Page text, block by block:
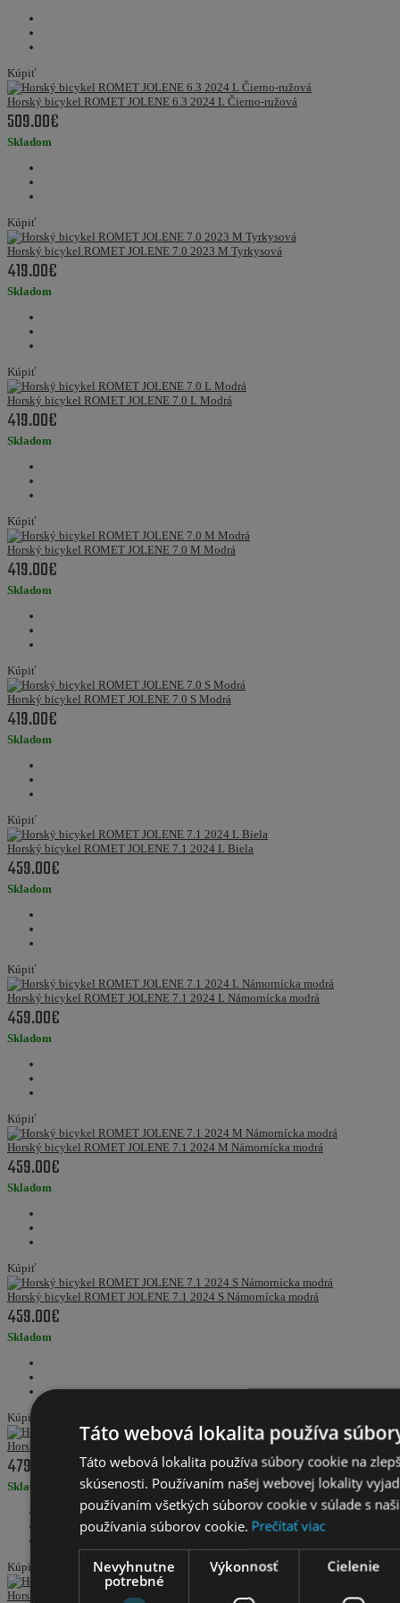
Kúpiť
Horský bicykel ROMET JOLENE 6.3 2024 L Čierno-ružová
509.00€
Skladom
Kúpiť
Horský bicykel ROMET JOLENE 7.0 2023 M Tyrkysová
419.00€
Skladom
Kúpiť
Horský bicykel ROMET JOLENE 7.0 L Modrá
419.00€
Skladom
Kúpiť
Horský bicykel ROMET JOLENE 7.0 M Modrá
419.00€
Skladom
Kúpiť
Horský bicykel ROMET JOLENE 7.0 S Modrá
419.00€
Skladom
Kúpiť
Horský bicykel ROMET JOLENE 7.1 2024 L Biela
459.00€
Skladom
Kúpiť
Horský bicykel ROMET JOLENE 7.1 2024 L Námornícka modrá
459.00€
Skladom
Kúpiť
Horský bicykel ROMET JOLENE 7.1 2024 M Námornícka modrá
459.00€
Skladom
Kúpiť
Horský bicykel ROMET JOLENE 7.1 2024 S Námornícka modrá
459.00€
Skladom
Kúpiť
Horský bicykel ROMET JOLENE 7.2 2024 L Fialová
479.00€
Skladom
Kúpiť
Horský bicykel ROMET JOLENE 7.2 2024 L Fialovo-oranžová
Táto webová lokalita používa
Táto webová lokalita používa súbory cookie na
skúsenosti. Používaním našej webovej lokality
používaním všetkých súborov cookie v súlade s
používania súborov cookie. Prečítať viac
Nevyhnutne
potrebné
Výkonnosť Cielenie